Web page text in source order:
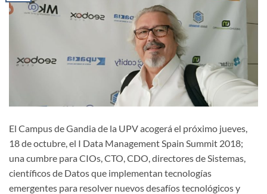
El Campus de Gandia de la UPV acogerá el próximo jueves,
18 de octubre, el I Data Management Spain Summit 2018;
una cumbre para CIOs, CTO, CDO, directores de Sistemas,
científicos de Datos que implementan tecnologías
emergentes para resolver nuevos desafíos tecnológicos y